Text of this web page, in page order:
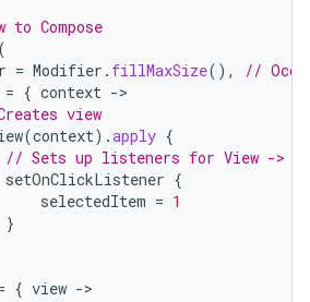
Compose
(
= Modifier . fillMaxSize(),
//
= { context -
view
(context).apply {
// Sets up listeners for View ->
setOnClickListener {
selectedItem = 1
}
{ view -